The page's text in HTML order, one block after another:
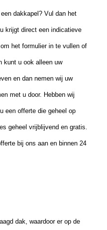
dakkapel? Vul dan het
krijgt direct een indicatieve
het formulier in te vullen of
kunt u ook alleen uw
en dan nemen wij uw
met u door. Hebben wij
een offerte die geheel op
geheel vrijblijvend en gratis.
bij ons aan en binnen 24
dak, waardoor er op de